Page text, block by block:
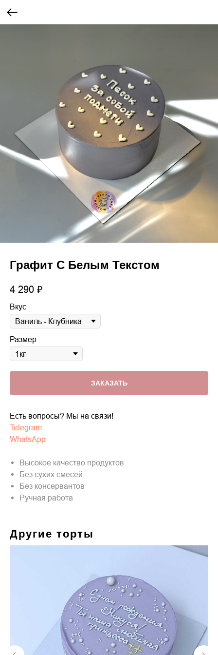
Графит С Белым Текстом
4 290 ₽
Вкус
Размер
ЗАКАЗАТЬ
Есть вопросы? Мы на связи!
Telegram
WhatsApp
Высокое качество продуктов
Без сухих смесей
Без консервантов
Ручная работа
Другие торты